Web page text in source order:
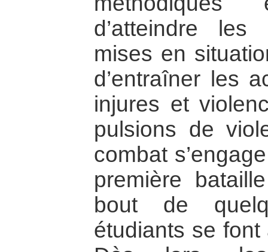
d’atteindre
mises en
d’entraîner les
injures et
pulsions de
combat
première
bout de
étudiants se